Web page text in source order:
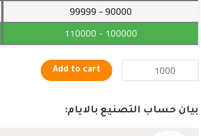
90000
- 99999
100000
- 110000
quantity
Add to cart
بيان حساب التصنيع بالايام: